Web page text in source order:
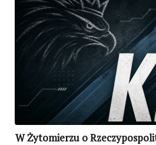
W Żytomierzu o